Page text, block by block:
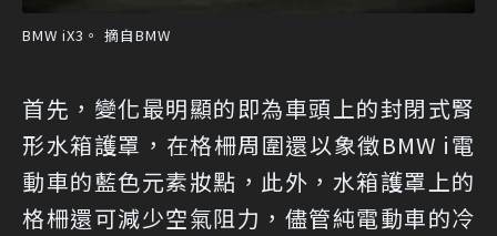
BMW iX3。 摘自BMW
首先，變化最明顯的即為車頭上的封閉式腎
形水箱護罩，在格柵周圍還以象徵BMW i電
動車的藍色元素妝點，此外，水箱護罩上的
格柵還可減少空氣阻力，儘管純電動車的冷